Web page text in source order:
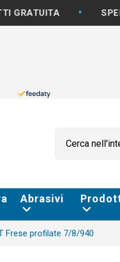
• SPEDIZIONE
Abrasivi
Frese profilate 7/8/940